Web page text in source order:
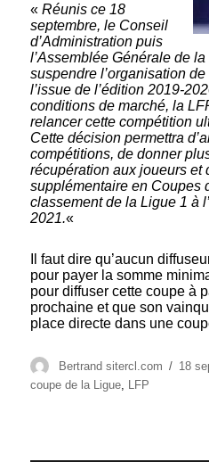
«Réunis ce 18
septembre, le Conseil
d’Administration puis
l’Assemblée Générale de
suspendre l’organisation
l’issue de l’édition 2019-
conditions de marché, la
relancer cette compétition
Cette décision permettra
compétitions, de donner
récupération aux joueurs et
supplémentaire en Coupes
classement de la Ligue 1 à
2021.«
Il faut dire qu’aucun
pour payer la somme
pour diffuser cette coupe à
prochaine et que son
place directe dans une
Auteur
Bertrand sitercl.com 18
coupe de la Ligue, LFP